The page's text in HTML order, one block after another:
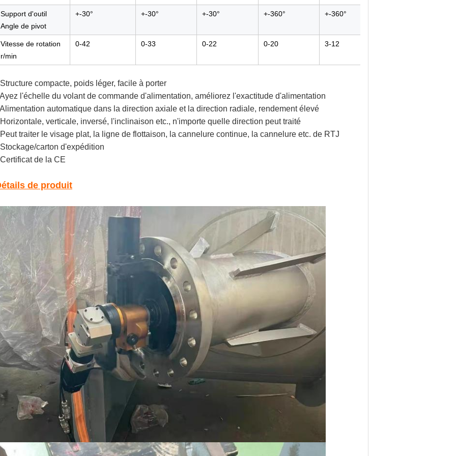
Support d'outil
Angle de pivot
+-30° +-30° +-30° +-360° +-360°
Vitesse de rotation
r/min
0-42 0-33 0-22 0-20 3-12
Structure compacte, poids léger, facile à porter
Ayez l'échelle du volant de commande d'alimentation, améliorez l'exactitude d'alimentation
Alimentation automatique dans la direction axiale et la direction radiale, rendement élevé
Horizontale, verticale, inversé, l'inclinaison etc., n'importe quelle direction peut traité
Peut traiter le visage plat, la ligne de flottaison, la cannelure continue, la cannelure etc. de RTJ
Stockage/carton d'expédition
Certificat de la CE
de produit